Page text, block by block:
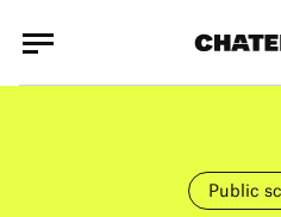
Public